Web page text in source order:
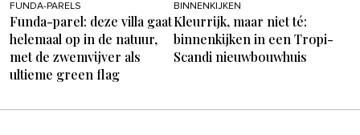
FUNDA-PARELS
Funda-parel: deze villa gaat
helemaal op in de natuur,
met de zwemvijver als
ultieme green flag
BINNENKIJKEN
Kleurrijk, maar niet té:
binnenkijken in een Tropi-
Scandi nieuwbouwhuis